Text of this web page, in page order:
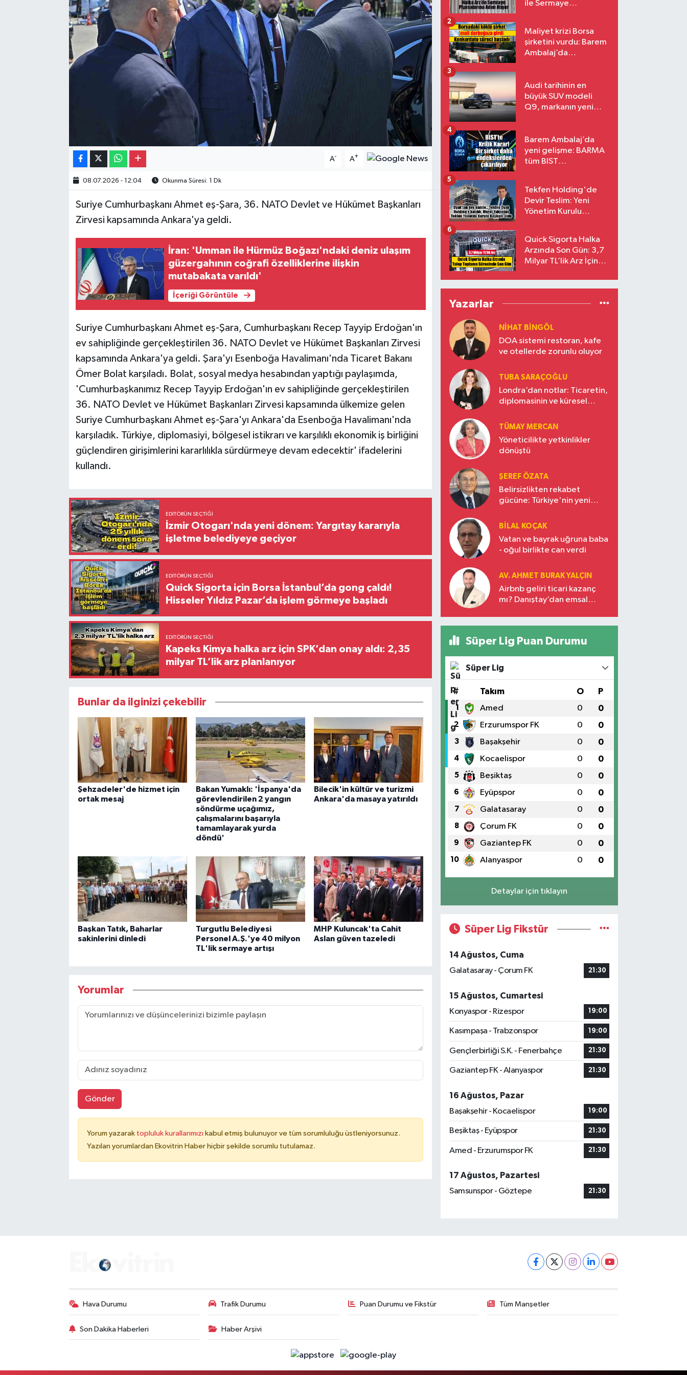
A- A+
08.07.2026 - 12:04 Okunma Süresi: 1 Dk
Suriye Cumhurbaşkanı Ahmet eş-Şara, 36. NATO Devlet ve Hükümet Başkanları
Zirvesi kapsamında Ankara'ya geldi.
İran: 'Umman ile Hürmüz Boğazı'ndaki deniz ulaşım
güzergahının coğrafi özelliklerine ilişkin
mutabakata varıldı'
İçeriği Görüntüle
Suriye Cumhurbaşkanı Ahmet eş-Şara, Cumhurbaşkanı Recep Tayyip Erdoğan'ın
ev sahipliğinde gerçekleştirilen 36. NATO Devlet ve Hükümet Başkanları Zirvesi
kapsamında Ankara'ya geldi. Şara'yı Esenboğa Havalimanı'nda Ticaret Bakanı
Ömer Bolat karşıladı. Bolat, sosyal medya hesabından yaptığı paylaşımda,
'Cumhurbaşkanımız Recep Tayyip Erdoğan'ın ev sahipliğinde gerçekleştirilen
36. NATO Devlet ve Hükümet Başkanları Zirvesi kapsamında ülkemize gelen
Suriye Cumhurbaşkanı Ahmet eş-Şara'yı Ankara'da Esenboğa Havalimanı'nda
karşıladık. Türkiye, diplomasiyi, bölgesel istikrarı ve karşılıklı ekonomik iş birliğini
güçlendiren girişimlerini kararlılıkla sürdürmeye devam edecektir' ifadelerini
kullandı.
EDITÖRÜN SEÇTIĞI
İzmir Otogarı'nda yeni dönem: Yargıtay kararıyla
işletme belediyeye geçiyor
EDITÖRÜN SEÇTIĞI
Quick Sigorta için Borsa İstanbul’da gong çaldı!
Hisseler Yıldız Pazar’da işlem görmeye başladı
EDITÖRÜN SEÇTIĞI
Kapeks Kimya halka arz için SPK’dan onay aldı: 2,35
milyar TL’lik arz planlanıyor
Bunlar da ilginizi çekebilir
Şehzadeler'de hizmet için
ortak mesaj
Bakan Yumaklı: 'İspanya'da
görevlendirilen 2 yangın
söndürme uçağımız,
çalışmalarını başarıyla
tamamlayarak yurda
döndü'
Bilecik'in kültür ve turizmi
Ankara'da masaya yatırıldı
Başkan Tatık, Baharlar
sakinlerini dinledi
Turgutlu Belediyesi
Personel A.Ş.'ye 40 milyon
TL'lik sermaye artışı
MHP Kuluncak'ta Cahit
Aslan güven tazeledi
Yorumlar
Gönder
Yorum yazarak topluluk kurallarımızı kabul etmiş bulunuyor ve tüm sorumluluğu üstleniyorsunuz.
Yazılan yorumlardan Ekovitrin Haber hiçbir şekilde sorumlu tutulamaz.
ile Sermaye
Maliyet krizi Borsa
şirketini vurdu: Barem
Ambalaj’da
2
Audi tarihinin en
büyük SUV modeli
Q9, markanın yeni
3
Barem Ambalaj’da
yeni gelişme: BARMA
tüm BIST
4
Tekfen Holding'de
Devir Teslim: Yeni
Yönetim Kurulu
5
Quick Sigorta Halka
Arzında Son Gün: 3,7
Milyar TL’lik Arz İçin
Eriyor
6
Yazarlar
NIHAT BINGÖL
DOA sistemi restoran, kafe
ve otellerde zorunlu oluyor
TUBA SARAÇOĞLU
Londra’dan notlar: Ticaretin,
diplomasinin ve küresel
Türkiye’nin yükselen gücü
TÜMAY MERCAN
Yöneticilikte yetkinlikler
dönüştü
ŞEREF ÖZATA
Belirsizlikten rekabet
gücüne: Türkiye'nin yeni
BILAL KOÇAK
Vatan ve bayrak uğruna baba
- oğul birlikte can verdi
AV. AHMET BURAK YALÇIN
Airbnb geliri ticari kazanç
mı? Danıştay’dan emsal
Süper Lig Puan Durumu
Süper Lig
# Takım O P
1 Amed 0 0
2 Erzurumspor FK 0 0
3 Başakşehir 0 0
4 Kocaelispor 0 0
5 Beşiktaş 0 0
6 Eyüpspor 0 0
7 Galatasaray 0 0
8 Çorum FK 0 0
9 Gaziantep FK 0 0
10 Alanyaspor 0 0
Detaylar için tıklayın
Süper Lig Fikstür
14 Ağustos, Cuma
Galatasaray - Çorum FK
21:30
15 Ağustos, Cumartesi
Konyaspor - Rizespor
19:00
Kasımpaşa - Trabzonspor 19:00
Gençlerbirliği S.K. - Fenerbahçe 21:30
Gaziantep FK - Alanyaspor 21:30
16 Ağustos, Pazar
Başakşehir - Kocaelispor
19:00
Beşiktaş - Eyüpspor 21:30
Amed - Erzurumspor FK 21:30
17 Ağustos, Pazartesi
Samsunspor - Göztepe
21:30
Hava Durumu Trafik Durumu Puan Durumu ve Fikstür Tüm Manşetler
Son Dakika Haberleri Haber Arşivi
Gayrimenkul